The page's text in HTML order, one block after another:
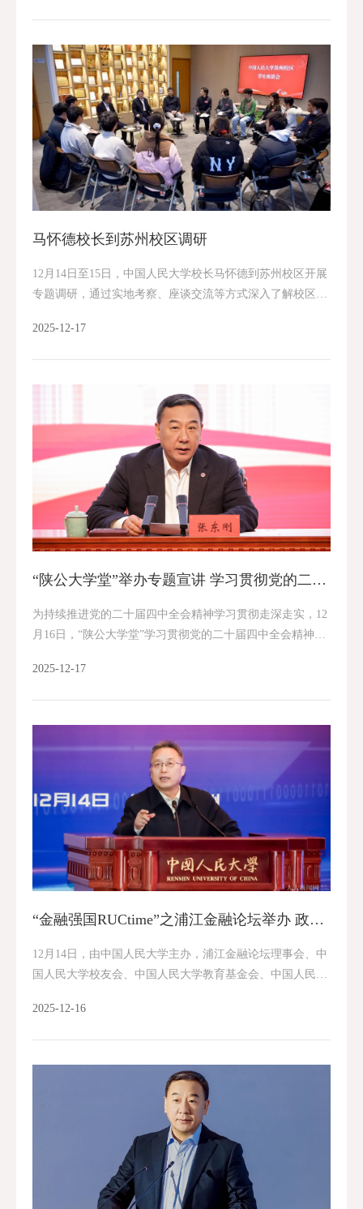
马怀德校长到苏州校区调研
12月14日至15日，中国人民大学校长马怀德到苏州校区开展
专题调研，通过实地考察、座谈交流等方式深入了解校区办
院、金融大数据实验室、智慧教室、左岸...
2025-12-17
“陕公大学堂”举办专题宣讲 学习贯彻党的二十届四中全会精神
为持续推进党的二十届四中全会精神学习贯彻走深走实，12
月16日，“陕公大学堂”学习贯彻党的二十届四中全会精神专
委书记张东刚以“深入学习贯彻党的二十届...
2025-12-17
“金融强国RUCtime”之浦江金融论坛举办 政产学研投共探科技金融新路径
12月14日，由中国人民大学主办，浦江金融论坛理事会、中
国人民大学校友会、中国人民大学教育基金会、中国人民大
me”之浦江金融论坛在中国人民大学...
2025-12-16